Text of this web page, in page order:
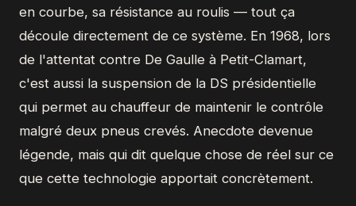
en courbe, sa résistance au roulis — tout ça
découle directement de ce système. En 1968, lors
de l'attentat contre De Gaulle à Petit-Clamart,
c'est aussi la suspension de la DS présidentielle
qui permet au chauffeur de maintenir le contrôle
malgré deux pneus crevés. Anecdote devenue
légende, mais qui dit quelque chose de réel sur ce
que cette technologie apportait concrètement.